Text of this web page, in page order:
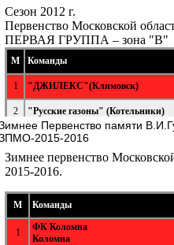
Первенство памяти
2015-2016